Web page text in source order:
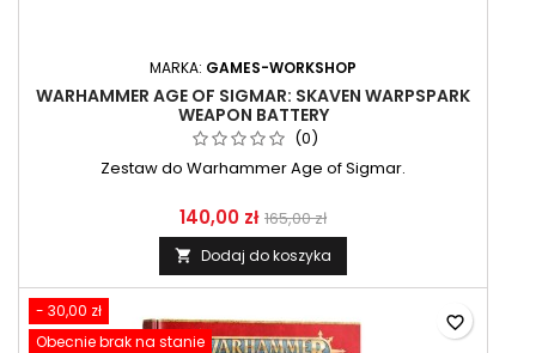
MARKA: GAMES-WORKSHOP
WARHAMMER AGE OF SIGMAR: SKAVEN WARPSPARK
WEAPON BATTERY
(0)
Zestaw do Warhammer Age of Sigmar.
140,00 zł 165,00 zł
 Dodaj do koszyka
- 30,00 zł
Obecnie brak na stanie
favorite_border